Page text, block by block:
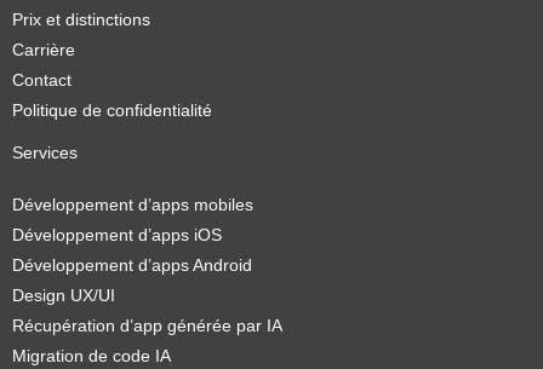
Prix et distinctions
Carrière
Contact
Politique de confidentialité
Services
Développement d’apps mobiles
Développement d’apps iOS
Développement d’apps Android
Design UX/UI
Récupération d’app générée par IA
Migration de code IA